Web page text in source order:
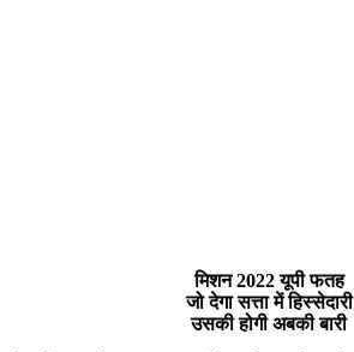
मिशन 2022 यूपी फतह
जो देगा सत्ता में हिस्सेदारी
उसकी होगी अबकी बारी